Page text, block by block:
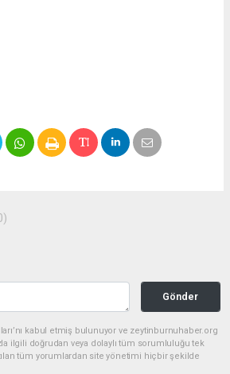
Gönder
kabul etmiş bulunuyor ve zeytinburnuhaber.org
ilgili doğrudan veya dolaylı tüm sorumluluğu tek
tüm yorumlardan site yönetimi hiçbir şekilde